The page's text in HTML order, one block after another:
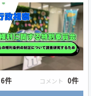
6件 コメント 0件